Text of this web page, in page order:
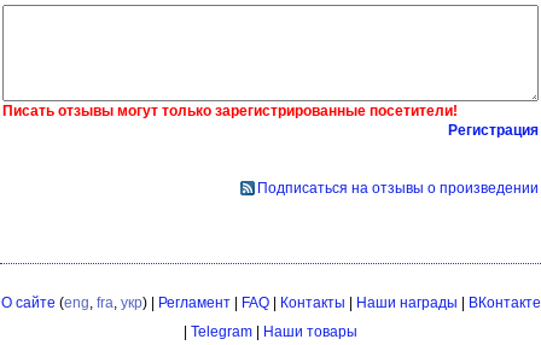
Писать отзывы могут только зарегистрированные посетители!
Регистрация
Подписаться на отзывы о произведении
О сайте (eng fra укр) | Регламент| FAQ| Контакты | Наши награды | ВКонтакте
| Telegram | Наши товары